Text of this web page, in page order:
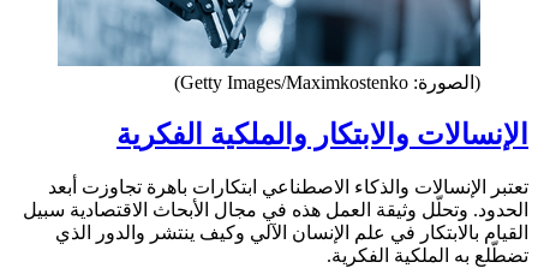
(الصورة: Getty Images/Maximkostenko)
الإنسالات والابتكار والملكية الفكرية
تعتبر الإنسالات والذكاء الاصطناعي ابتكارات باهرة تجاوزت أبعد
الحدود. وتحلّل وثيقة العمل هذه في مجال الأبحاث الاقتصادية سبيل
القيام بالابتكار في علم الإنسان الآلي وكيف ينتشر والدور الذي
تضطّلع به الملكية الفكرية.